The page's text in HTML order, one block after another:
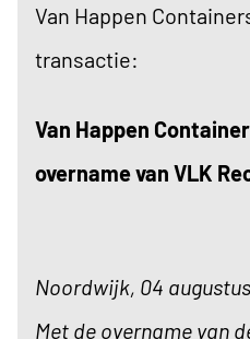
Van Happen
transactie:
Van Happen
overname van VLK
Noordwijk, 04
Met de overname van